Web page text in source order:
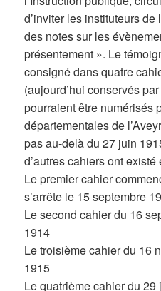
d’inviter les instituteurs
des notes sur les
présentement ». Le
consigné dans quatre
(aujourd’hui conservés
pourraient être numérisés
départementales de
pas au-delà du 27 juin
d’autres cahiers ont
Le premier cahier
s’arrête le 15 septembre
Le second cahier du 16
1914
Le troisième cahier du 16
1915
Le quatrième cahier du